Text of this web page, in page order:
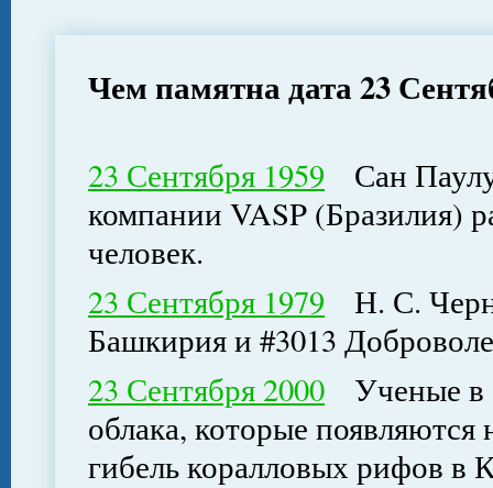
Чем памятна дата 23
23 Сентября 1959 Сан
компании VASP (Бразилия)
человек.
23 Сентября 1979 Н. С.
Башкирия и #3013
23 Сентября 2000 Ученые в
облака, которые
гибель коралловых рифов в